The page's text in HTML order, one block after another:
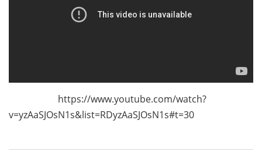
https://www.youtube.com/watch?
v=yzAaSJOsN1s&list=RDyzAaSJOsN1s#t=30